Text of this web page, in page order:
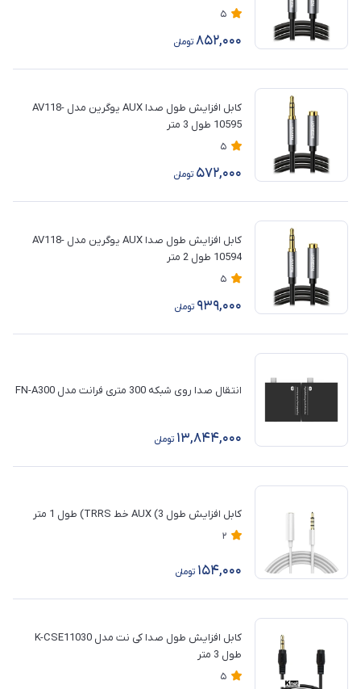
5
852,000 تومان
کابل افزایش طول صدا AUX یوگرین مدل AV118-
10595 طول 3 متر
5
572,000 تومان
کابل افزایش طول صدا AUX یوگرین مدل AV118-
10594 طول 2 متر
5
939,000 تومان
انتقال صدا روی شبکه 300 متری فرانت مدل FN-A300
13,844,000 تومان
کابل افزایش طول AUX (3 خط TRRS) طول 1 متر
2
154,000 تومان
کابل افزایش طول صدا کی نت مدل K-CSE11030
طول 3 متر
5